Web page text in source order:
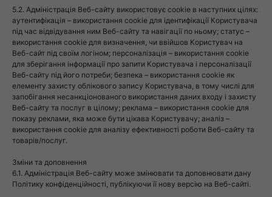
5.2. Адміністрація Веб-сайту використовує cookie в наступних цілях:
аутентифікація – використання cookie для ідентифікації Користувача
під час відвідування ним Веб-сайту та навігації по ньому; статус –
використання cookie для визначення, чи ввійшов Користувач на
Веб-сайт під своїм логіном; персоналізація – використання cookie
для зберігання інформації про запити Користувача і персоналізації
Веб-сайту під його потреби; безпека – використання cookie як
елементу захисту облікового запису Користувача, в тому числі для
запобігання несанкціонованого використання даних входу і захисту
Веб-сайту та послуг в цілому; реклама – використання cookie для
показу реклами, яка може бути цікава Користувачу; аналіз –
використання cookie для аналізу ефективності роботи Веб-сайту та
товарів/послуг.
Зміни та доповнення
6.1. Адміністрація Веб-сайту може змінювати та доповнювати дану
Політику конфіденційності, публікуючи її нову версію на Веб-сайті.